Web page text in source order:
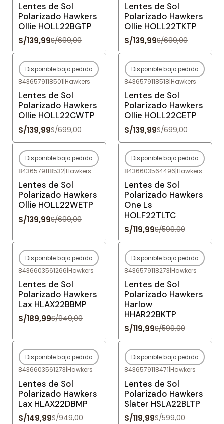
Lentes de Sol
Polarizado Hawkers
Ollie HOLL22BGTP
S/139,99S/699,00
Lentes de Sol
Polarizado Hawkers
Ollie HOLL22TKTP
S/139,99S/699,00
-80%OFF
Agotado
Disponible bajo pedido
8436579118501|Hawkers
Lentes de Sol
Polarizado Hawkers
Ollie HOLL22CWTP
S/139,99S/699,00
-80%OFF
Agotado
Disponible bajo pedido
8436579118518|Hawkers
Lentes de Sol
Polarizado Hawkers
Ollie HOLL22CETP
S/139,99S/699,00
-80%OFF
Agotado
Disponible bajo pedido
8436579118532|Hawkers
Lentes de Sol
Polarizado Hawkers
Ollie HOLL22WETP
S/139,99S/699,00
-80%OFF
Agotado
Disponible bajo pedido
8436603564496|Hawkers
Lentes de Sol
Polarizado Hawkers
One Ls
HOLF22TLTC
S/119,99S/599,00
-80%OFF
Agotado
Disponible bajo pedido
8436603561266|Hawkers
Lentes de Sol
Polarizado Hawkers
Lax HLAX22BBMP
S/189,99S/949,00
-80%OFF
Agotado
Disponible bajo pedido
8436579118273|Hawkers
Lentes de Sol
Polarizado Hawkers
Harlow
HHAR22BKTP
S/119,99S/599,00
-84%OFF
Agotado
Disponible bajo pedido
8436603561273|Hawkers
Lentes de Sol
Polarizado Hawkers
Lax HLAX22DBMP
S/149,99S/949,00
-80%OFF
Agotado
Disponible bajo pedido
8436579118471|Hawkers
Lentes de Sol
Polarizado Hawkers
Slater HSLA22BLTP
S/119,99S/599,00